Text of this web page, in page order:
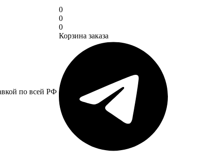
по всей РФ
0
0
0
Корзина заказа